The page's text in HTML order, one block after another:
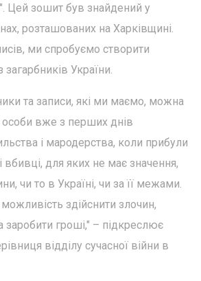
Цей зошит був знайдений у
розташованих на Харківщині.
ми спробуємо створити
загарбників України.
та записи, які ми маємо, можна
особи вже з перших днів
і мародерства, коли прибули
для яких не має значення,
чи то в Україні, чи за її межами.
здійснити злочин,
заробити гроші," – підкреслює
відділу сучасної війни в